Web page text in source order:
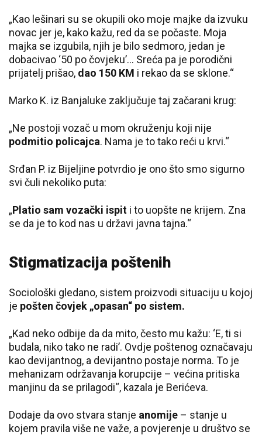
„Kao lešinari su se okupili oko moje majke da izvuku
novac jer je, kako kažu, red da se počaste. Moja
majka se izgubila, njih je bilo sedmoro, jedan je
dobacivao ‘50 po čovjeku’... Sreća pa je porodični
prijatelj prišao, dao 150 KM i rekao da se sklone.“
Marko K. iz Banjaluke zaključuje taj začarani krug:
„Ne postoji vozač u mom okruženju koji nije
podmitio policajca. Nama je to tako reći u krvi.“
Srđan P. iz Bijeljine potvrdio je ono što smo sigurno
svi čuli nekoliko puta:
„Platio sam vozački ispit i to uopšte ne krijem. Zna
se da je to kod nas u državi javna tajna.“
Stigmatizacija poštenih
Sociološki gledano, sistem proizvodi situaciju u kojoj
je pošten čovjek „opasan“ po sistem.
„Kad neko odbije da da mito, često mu kažu: ‘E, ti si
budala, niko tako ne radi’. Ovdje poštenog označavaju
kao devijantnog, a devijantno postaje norma. To je
mehanizam održavanja korupcije – većina pritiska
manjinu da se prilagodi“, kazala je Berićeva.
Dodaje da ovo stvara stanje anomije – stanje u
kojem pravila više ne važe, a povjerenje u društvo se